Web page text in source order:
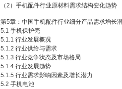
（2）手机配件行业原材料需求结构变化趋势
第5章：中国手机配件行业细分产品需求增长
5.1 手机保护壳
5.1.1 行业发展概况
5.1.2 行业供给与需求
5.1.3 行业竞争状态及市场格局
5.1.4 行业发展趋势
5.1.5 行业需求影响因素及增长潜力
5.2 手机电池